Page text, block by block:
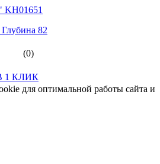
KH01651
82
(0)
1 КЛИК
для оптимальной работы сайта и